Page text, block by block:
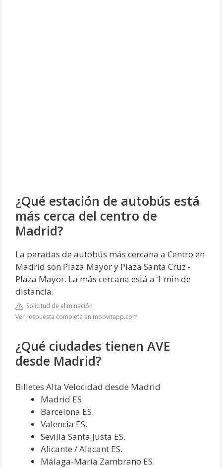
¿Qué estación de autobús está
más cerca del centro de
Madrid?
La paradas de autobús más cercana a Centro en
Madrid son Plaza Mayor y Plaza Santa Cruz -
Plaza Mayor. La más cercana está a 1 min de
distancia.
Solicitud de eliminación
Ver respuesta completa en moovitapp.com
¿Qué ciudades tienen AVE
desde Madrid?
Billetes Alta Velocidad desde Madrid
Madrid ES.
Barcelona ES.
Valencia ES.
Sevilla Santa Justa ES.
Alicante / Alacant ES.
Málaga-María Zambrano ES.